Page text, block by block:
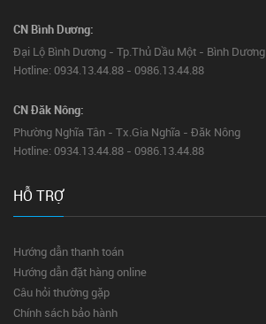
CN Bình Dương:
Đại Lộ Bình Dương - Tp.Thủ Dầu Một - Bình Dương
Hotline: 0934.13.44.88 - 0986.13.44.88
CN Đăk Nông:
Phường Nghĩa Tân - Tx.Gia Nghĩa - Đăk Nông
Hotline: 0934.13.44.88 - 0986.13.44.88
HỖ TRỢ
Hướng dẫn thanh toán
Hướng dẫn đặt hàng online
Câu hỏi thường gặp
Chính sách bảo hành